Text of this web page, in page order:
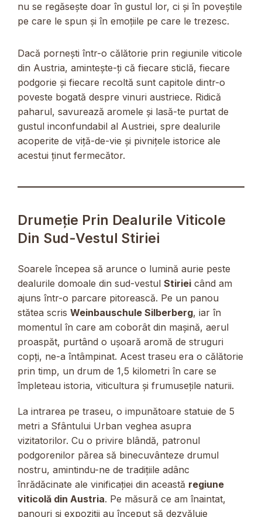
nu se regăsește doar în gustul lor, ci și în poveștile
pe care le spun și în emoțiile pe care le trezesc.
Dacă pornești într-o călătorie prin regiunile viticole
din Austria, amintește-ți că fiecare sticlă, fiecare
podgorie și fiecare recoltă sunt capitole dintr-o
poveste bogată despre vinuri austriece. Ridică
paharul, savurează aromele și lasă-te purtat de
gustul inconfundabil al Austriei, spre dealurile
acoperite de viță-de-vie și pivnițele istorice ale
acestui ținut fermecător.
Drumeție Prin Dealurile Viticole
Din Sud-Vestul Stiriei
Soarele începea să arunce o lumină aurie peste
dealurile domoale din sud-vestul Stiriei când am
ajuns într-o parcare pitorească. Pe un panou
stătea scris Weinbauschule Silberberg, iar în
momentul în care am coborât din mașină, aerul
proaspăt, purtând o ușoară aromă de struguri
copți, ne-a întâmpinat. Acest traseu era o călătorie
prin timp, un drum de 1,5 kilometri în care se
împleteau istoria, viticultura și frumusețile naturii.
La intrarea pe traseu, o impunătoare statuie de 5
metri a Sfântului Urban veghea asupra
vizitatorilor. Cu o privire blândă, patronul
podgorenilor părea să binecuvânteze drumul
nostru, amintindu-ne de tradițiile adânc
înrădăcinate ale vinificației din această regiune
viticolă din Austria. Pe măsură ce am înaintat,
panouri și expoziții au început să dezvăluie